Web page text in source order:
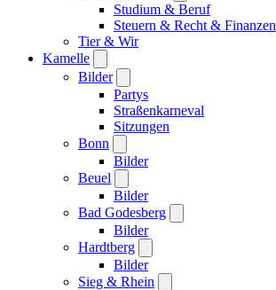
Studium & Beruf
Steuern & Recht & Finanzen
Tier & Wir
Kamelle
Bilder
Partys
Straßenkarneval
Sitzungen
Bonn
Bilder
Beuel
Bilder
Bad Godesberg
Bilder
Hardtberg
Bilder
Sieg & Rhein